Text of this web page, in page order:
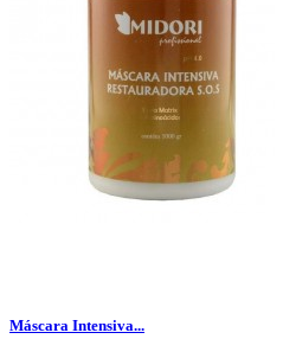
Máscara Intensiva...